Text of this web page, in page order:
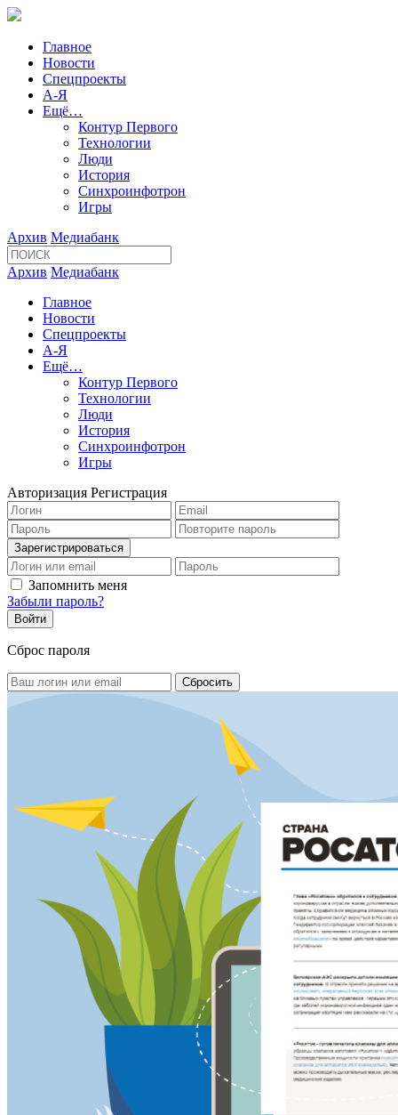
Главное
Новости
Спецпроекты
А-Я
Ещё…
Контур Первого
Технологии
Люди
История
Синхроинфотрон
Игры
Архив Медиабанк
Архив Медиабанк
Главное
Новости
Спецпроекты
А-Я
Ещё…
Контур Первого
Технологии
Люди
История
Синхроинфотрон
Игры
Авторизация Регистрация
Запомнить меня
Забыли пароль?
Сброс пароля